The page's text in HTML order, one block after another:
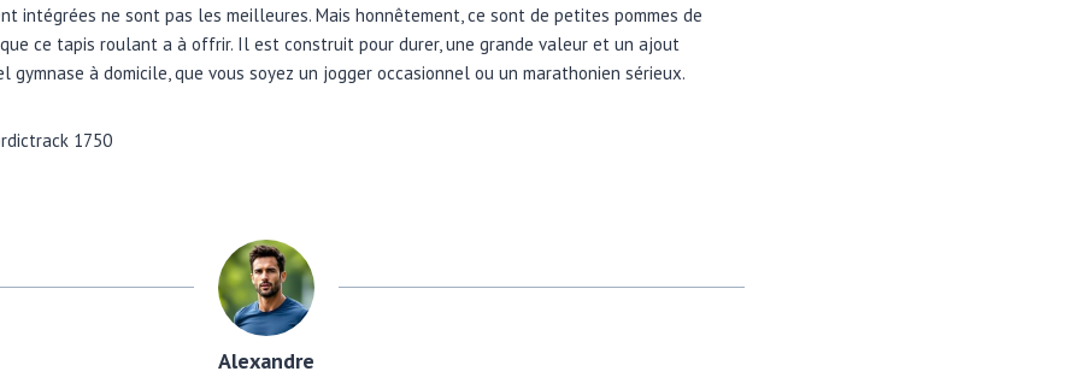
intégrées ne sont pas les meilleures. Mais honnêtement, ce sont de petites pommes de
ce tapis roulant a à offrir. Il est construit pour durer, une grande valeur et un ajout
gymnase à domicile, que vous soyez un jogger occasionnel ou un marathonien sérieux.
1750
Alexandre